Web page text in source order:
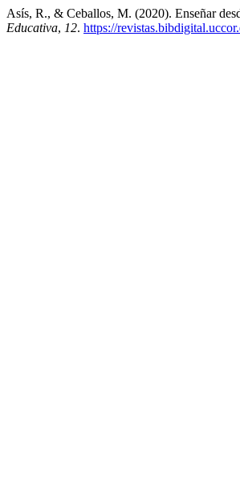
Asís, R., & Ceballos, M. (2020). Enseñar
Educativa, 12. https://